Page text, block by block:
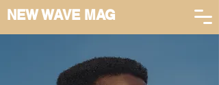
NEW WAVE MAG